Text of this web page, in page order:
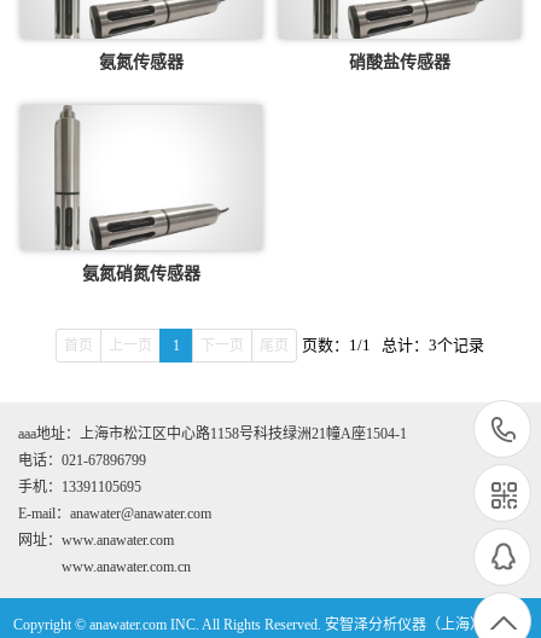
氨氮传感器 硝酸盐传感器
氨氮硝氮传感器
首页 上一页 1 下一页 尾页 页数：1/1 总计：3个记录
aaa地址：上海市松江区中心路1158号科技绿洲21幢A座1504-1
电话：021-67896799
手机：13391105695
E-mail：anawater@anawater.com
网址：www.anawater.com
www.anawater.com.cn
Copyright © anawater.com INC. All Rights Reserved. 安智泽分析仪器（上海）有限公